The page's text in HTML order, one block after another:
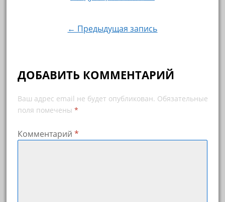
← Предыдущая запись
ДОБАВИТЬ КОММЕНТАРИЙ
Ваш адрес email не будет опубликован. Обязательные
поля помечены *
Комментарий *